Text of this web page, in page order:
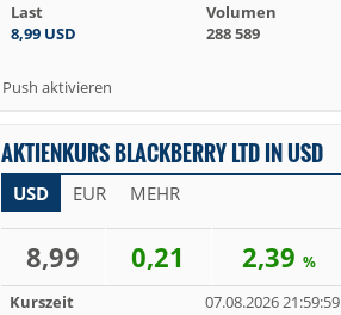
Last
8,99 USD
Volumen
288 589
Push aktivieren
AKTIENKURS BLACKBERRY LTD IN USD
USD EUR MEHR
8,99 0,21 2,39%
Kurszeit
07.08.2026 21:59:59